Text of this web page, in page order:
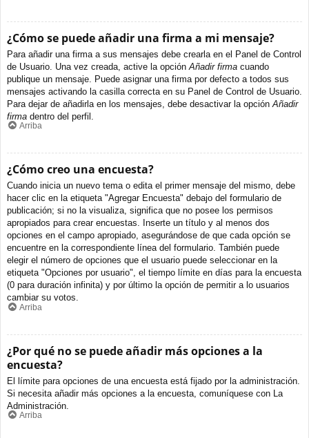
¿Cómo se puede añadir una firma a mi mensaje?
Para añadir una firma a sus mensajes debe crearla en el Panel de Control
de Usuario. Una vez creada, active la opción Añadir firma cuando
publique un mensaje. Puede asignar una firma por defecto a todos sus
mensajes activando la casilla correcta en su Panel de Control de Usuario.
Para dejar de añadirla en los mensajes, debe desactivar la opción Añadir
firma dentro del perfil.
Arriba
¿Cómo creo una encuesta?
Cuando inicia un nuevo tema o edita el primer mensaje del mismo, debe
hacer clic en la etiqueta "Agregar Encuesta" debajo del formulario de
publicación; si no la visualiza, significa que no posee los permisos
apropiados para crear encuestas. Inserte un título y al menos dos
opciones en el campo apropiado, asegurándose de que cada opción se
encuentre en la correspondiente línea del formulario. También puede
elegir el número de opciones que el usuario puede seleccionar en la
etiqueta "Opciones por usuario", el tiempo límite en días para la encuesta
(0 para duración infinita) y por último la opción de permitir a lo usuarios
cambiar su votos.
Arriba
¿Por qué no se puede añadir más opciones a la
encuesta?
El límite para opciones de una encuesta está fijado por la administración.
Si necesita añadir más opciones a la encuesta, comuníquese con La
Administración.
Arriba